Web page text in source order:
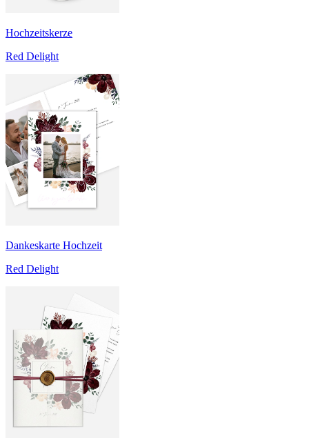
Hochzeitskerze
Red Delight
Dankeskarte Hochzeit
Red Delight